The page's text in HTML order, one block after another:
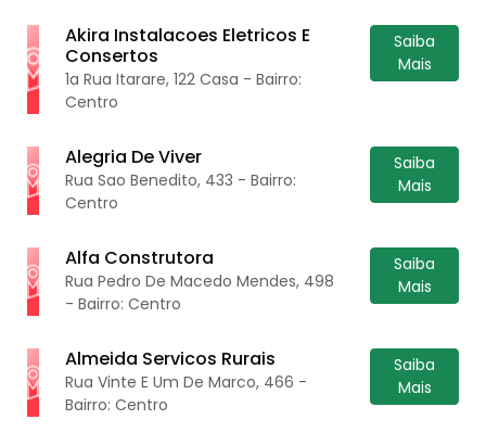
Akira Instalacoes Eletricos E
Consertos
1a Rua Itarare, 122 Casa - Bairro:
Centro
Saiba
Mais
Alegria De Viver
Rua Sao Benedito, 433 - Bairro:
Centro
Saiba
Mais
Alfa Construtora
Rua Pedro De Macedo Mendes, 498
- Bairro: Centro
Saiba
Mais
Almeida Servicos Rurais
Rua Vinte E Um De Marco, 466 -
Bairro: Centro
Saiba
Mais